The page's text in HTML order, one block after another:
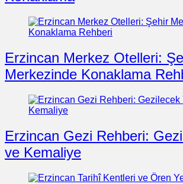
Erzincan Merkez Otelleri:
Merkezinde Konaklama
Erzincan Gezi Rehberi:
ve Kemaliye